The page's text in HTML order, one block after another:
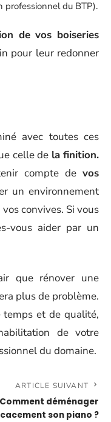
professionnel du BTP).
de vos boiseries
pour leur redonner
avec toutes ces
celle de la finition.
compte de vos
un environnement
convives. Si vous
vous aider par un
que rénover une
plus de problème.
temps et de qualité,
de votre
du domaine.
ARTICLE SUIVANT
Comment déménager
son piano ?